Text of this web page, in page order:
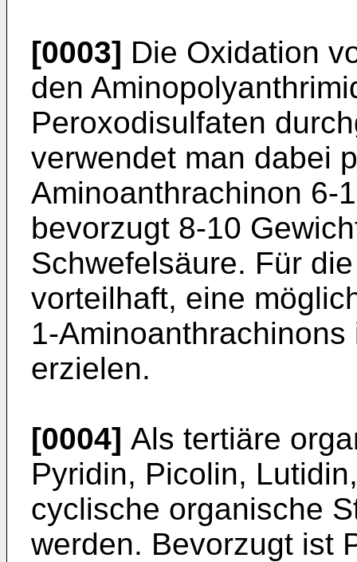
[0003] Die Oxidation
den
Peroxodisulfaten
verwendet man dabei
Aminoanthrachinon 6-
bevorzugt 8-10
Schwefelsäure. Für
vorteilhaft, eine
1-
erzielen.
[0004] Als tertiäre
Pyridin, Picolin,
cyclische organische
werden. Bevorzugt ist